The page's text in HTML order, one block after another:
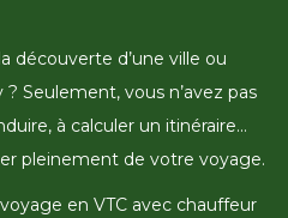
découverte d’une ville ou
Seulement, vous n’avez pas
à calculer un itinéraire…
pleinement de votre voyage.
en VTC avec chauffeur